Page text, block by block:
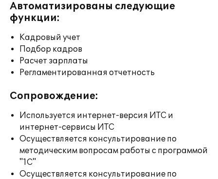
Автоматизированы следующие
функции:
Кадровый учет
Подбор кадров
Расчет зарплаты
Регламентированная отчетность
Сопровождение:
Используется интернет-версия ИТС и
интернет-сервисы ИТС
Осуществляется консультирование по
методическим вопросам работы с программой
"1С"
Осуществляется консультирование по